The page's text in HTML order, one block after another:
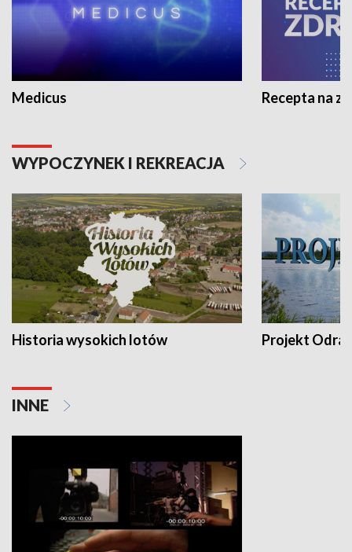
Medicus Recepta na
WYPOCZYNEK I REKREACJA
Historia wysokich lotów Projekt Odra
INNE